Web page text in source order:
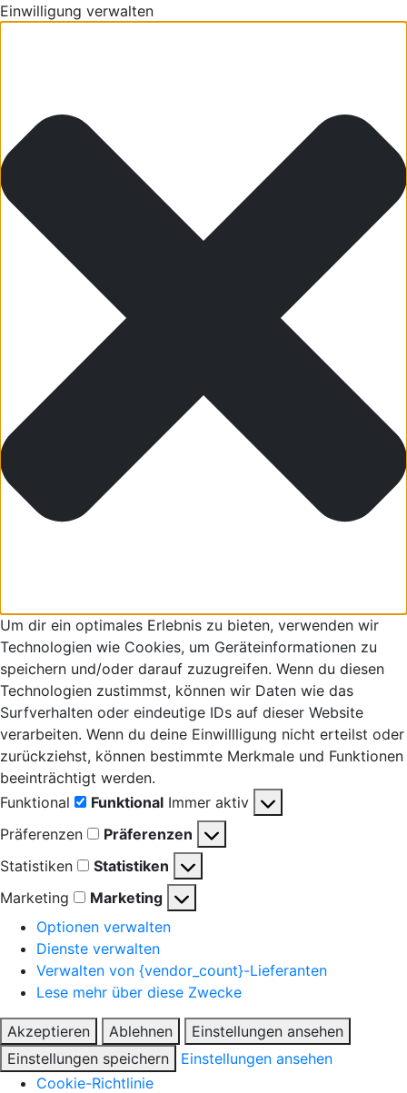
Einwilligung verwalten
Um dir ein optimales Erlebnis zu bieten, verwenden wir
Technologien wie Cookies, um Geräteinformationen zu
speichern und/oder darauf zuzugreifen. Wenn du diesen
Technologien zustimmst, können wir Daten wie das
Surfverhalten oder eindeutige IDs auf dieser Website
verarbeiten. Wenn du deine Einwillligung nicht erteilst oder
zurückziehst, können bestimmte Merkmale und Funktionen
beeinträchtigt werden.
Funktional
Funktional Immer aktiv
Präferenzen
Präferenzen
Statistiken
Statistiken
Marketing
Marketing
Optionen verwalten
Dienste verwalten
Verwalten von {vendor_count}-Lieferanten
Lese mehr über diese Zwecke
Akzeptieren Ablehnen
Einstellungen ansehen
Einstellungen speichern
Einstellungen ansehen
Cookie-Richtlinie